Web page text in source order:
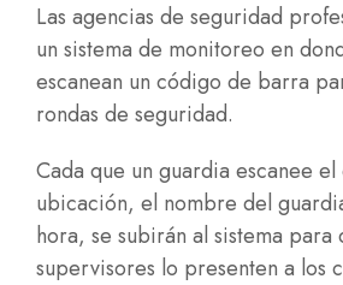
Las agencias de seguridad
un sistema de monitoreo en
escanean un código de barra
rondas de seguridad.
Cada que un guardia escanee
ubicación, el nombre del
hora, se subirán al sistema para
supervisores lo presenten a los